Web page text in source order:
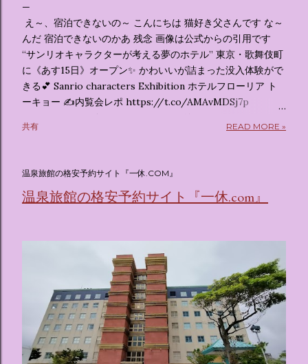
え～、宿泊できないの～ こんにちは 猫好き父さんです な～
んだ 宿泊できないのかあ 残念 画像は公式からの引用です
“サンリオキャラクターが考える夢のホテル” 東京・歌舞伎町
に《あす15日》オープン✨️ かわいいが詰まった没入体験がで
きる💕 Sanrio characters Exhibition ホテルフローリア ト
ーキョー ✍️内覧会レポ https://t.co/AMAvMDSj7p
pic.twitter.com/sKx7uXeXHW — オリコンニュース
(@oricon) July 14, 2026 ホテルフローリア トーキョー
はなく、2026年7月15日から東京・新宿でスタートする サン
リオキャラクターズの体験型・没入型展示イベント の名称で
陸となります。 まるで本当にラグジュアリーホテルにチェッ
クインしてルームツアーを楽しむような、特別な空間が演出
されています。その魅力をいくつかのかたまりに分けてご紹
介します。 🔑 1. コンセプトは「サンリオキャラが考える夢
のホテル」 デジタルメディア技術で世界的に知られるクリエ
イティブプロダクション「d'strict」が手掛けており、五感を
刺激する美しいデジタルアートとストーリー性の高い全11の
テーマブースで構成されています。 チェックインからスター
共有 READ MORE »
温泉旅館の格安予約サイト『一休.COM』
温泉旅館の格安予約サイト『一休.com』